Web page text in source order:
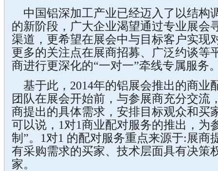
中国铝深加工产业已经迈入了以结构
的新阶段，广大企业渴望通过专业展会
渠道，更希望在展会中与目标客户实现
更多的关注点在展商招募、广泛约谈等
商进行更深化的“一对一”牵线专属服务
基于此，2014年的铝展会推出的商业
团队在展会开始前，与参展商充分交流
商提出的具体需求，安排目标观众和买
可以说，1对1商业配对服务的推出，为
制”。1对1 的配对服务重点来源于:展商
有采购需求的买家、技术层面具有决策
家。